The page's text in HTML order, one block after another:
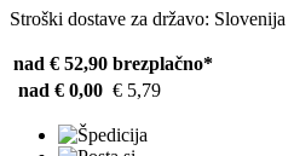
Stroški dostave za državo: Slovenija
nad € 52,90 brezplačno*
nad € 0,00 € 5,79